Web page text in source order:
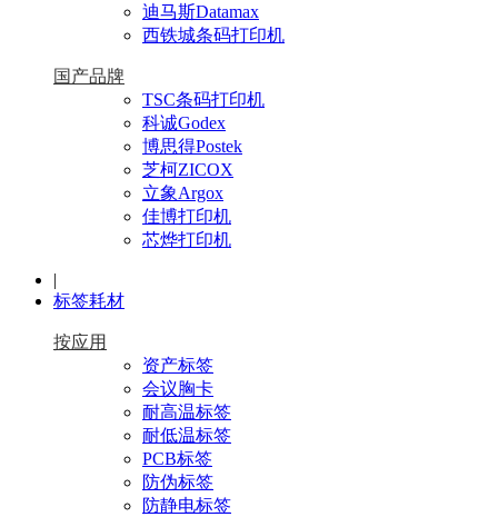
迪马斯Datamax
西铁城条码打印机
国产品牌
TSC条码打印机
科诚Godex
博思得Postek
芝柯ZICOX
立象Argox
佳博打印机
芯烨打印机
|
标签耗材
按应用
资产标签
会议胸卡
耐高温标签
耐低温标签
PCB标签
防伪标签
防静电标签